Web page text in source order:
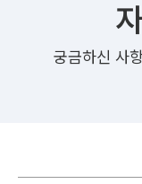
궁금하신 사